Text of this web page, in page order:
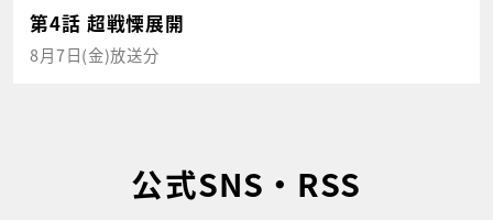
第4話 超戦慄展開
8月7日(金)放送分
公式SNS・RSS